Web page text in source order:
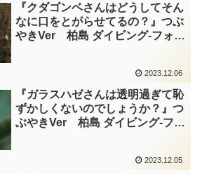
『クダゴンベさんはどうしてそん
なに口をとがらせてるの？』つぶ
やきVer 柏島 ダイビング‐フォ
2023.12.06
『ガラスハゼさんは透明過ぎて恥
ずかしくないのでしょうか？』つ
ぶやきVer 柏島 ダイビング‐フォ
2023.12.05